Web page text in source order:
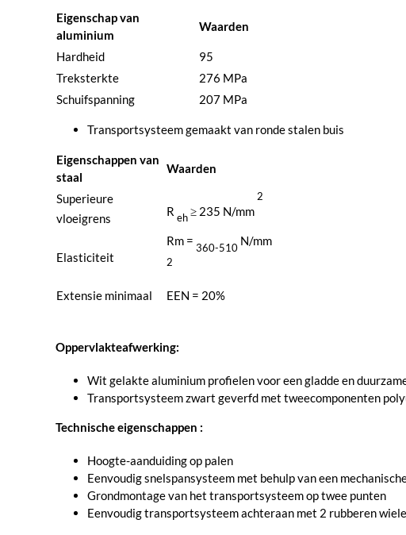
Eigenschap van
aluminium
Waarden
Hardheid
95
Treksterkte
276 MPa
Schuifspanning
207 MPa
Transportsysteem gemaakt van ronde stalen buis
Eigenschappen van
staal
Waarden
Superieure
vloeigrens
R
eh
≥ 235 N/mm
2
Elasticiteit
Rm =
360-510
N/mm
2
Extensie minimaal EEN = 20%
Oppervlakteafwerking:
Wit gelakte aluminium profielen voor een gladde en
Transportsysteem zwart geverfd met tweecomponenten
Technische eigenschappen :
Hoogte-aanduiding op palen
Eenvoudig snelspansysteem met behulp van een
Grondmontage van het transportsysteem op twee punten
Eenvoudig transportsysteem achteraan met 2 rubberen